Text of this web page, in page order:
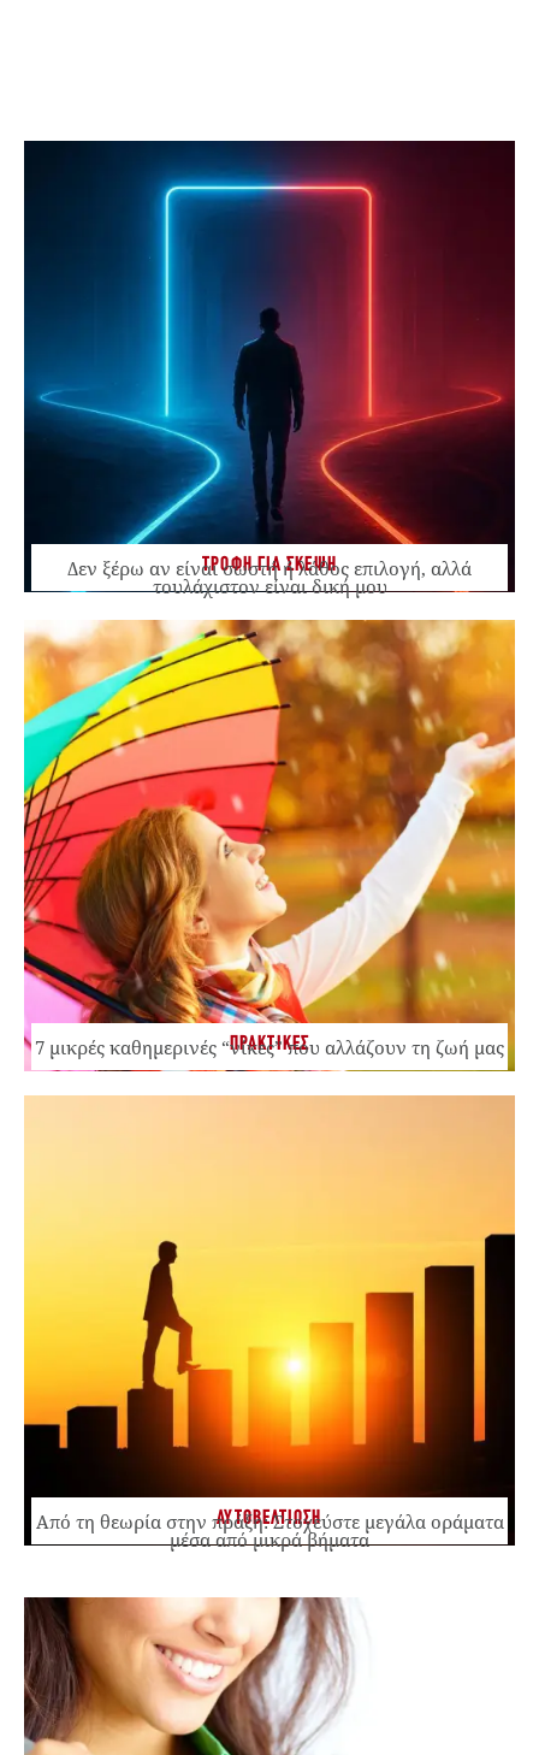
ΤΡΟΦΗ ΓΙΑ ΣΚΕΨΗ
Δεν ξέρω αν είναι σωστή ή λάθος επιλογή, αλλά
τουλάχιστον είναι δική μου
ΠΡΑΚΤΙΚΕΣ
7 μικρές καθημερινές “νίκες” που αλλάζουν τη ζωή μας
ΑΥΤΟΒΕΛΤΙΩΣΗ
Από τη θεωρία στην πράξη: Στοχεύστε μεγάλα οράματα
μέσα από μικρά βήματα